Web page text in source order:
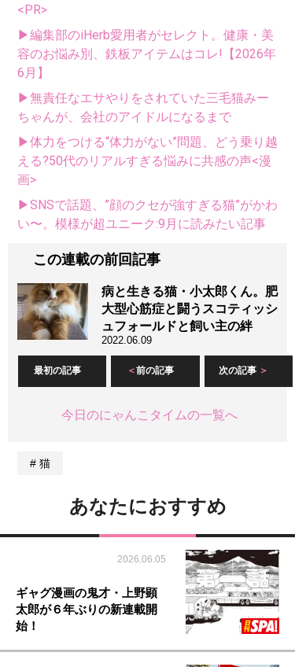
<PR>
▶編集部のiHerb愛用者がセレクト。健康・美
容のお悩み別、鉄板アイテムはコレ!【2026年
6月】
▶無責任なエサやりをされていた三毛猫みー
ちゃんが、会社のアイドルになるまで
▶体力をつける“体力がない”問題、どう乗り越
える?50代のリアルすぎる悩みに共感の声<漫
画>
▶SNSで話題、”顔のクセが強すぎる猫”がかわ
い〜。模様が超ユニーク:9月に読みたい記事
この連載の前回記事
病と生きる猫・小太郎くん。肥
大型心筋症と闘うスコティッシ
ュフォールドと飼い主の絆
2022.06.09
最初の記事 前の記事 次の記事
今日のにゃんこタイムの一覧へ
猫
あなたにおすすめ
2026.06.05
ギャグ漫画の鬼才・上野顕
太郎が６年ぶりの新連載開
始！